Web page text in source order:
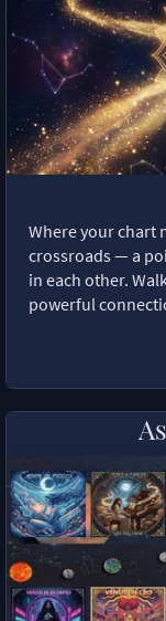
Where your chart
crossroads — a
in each other.
powerful